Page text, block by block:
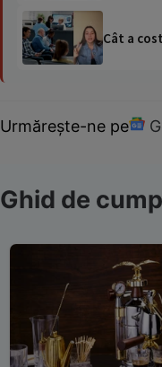
Cât a
Urmărește-ne pe
Ghid de